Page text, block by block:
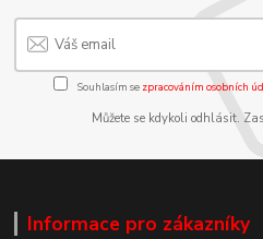
Souhlasím se zpracováním osobních
Můžete se kdykoli odhlásit.
Informace pro zákazníky